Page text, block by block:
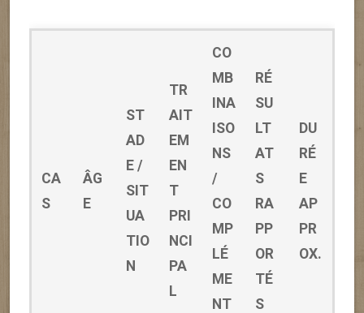
CA
S
ÂG
E
ST
AD
E /
SIT
UA
TIO
N
TR
AIT
EM
EN
T
PRI
NCI
PA
L
CO
MB
INA
ISO
NS
/
CO
MP
LÉ
ME
NT
RÉ
SU
LT
AT
S
RA
PP
OR
TÉ
S
DU
RÉ
E
AP
PR
OX.